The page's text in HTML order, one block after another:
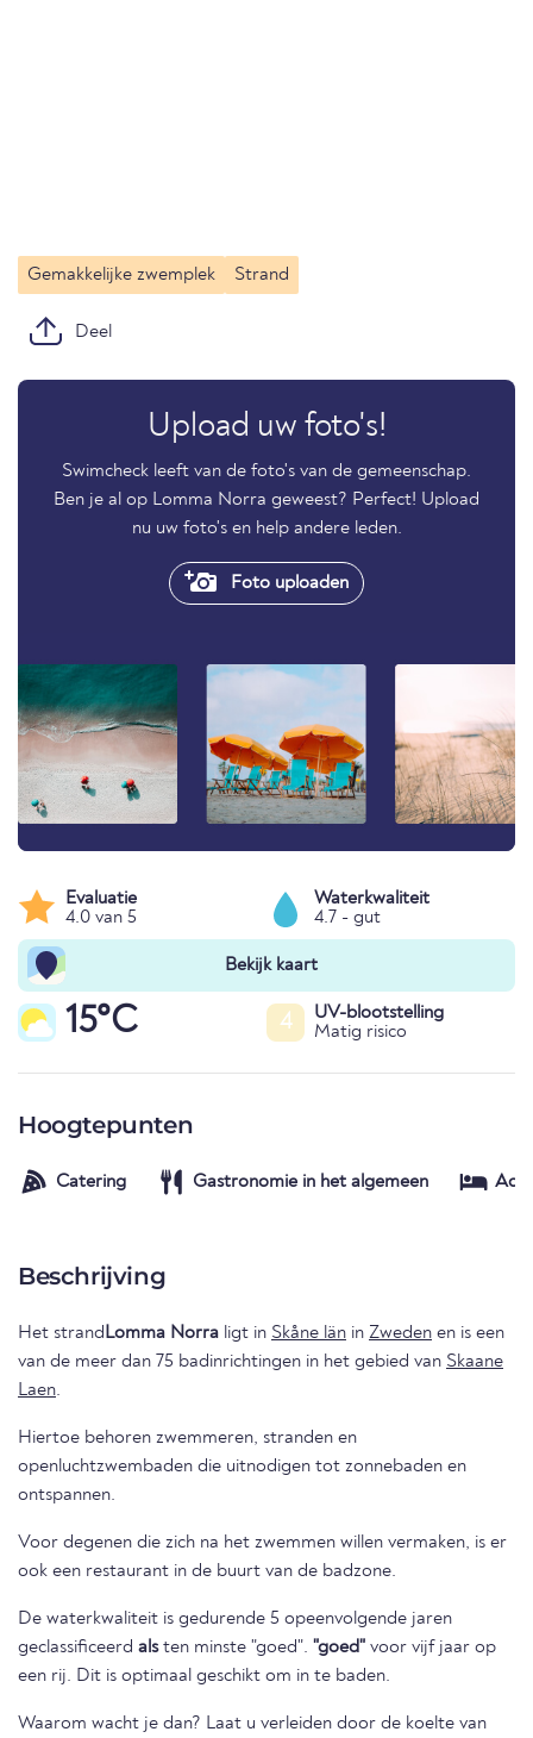
Gemakkelijke zwemplek Strand
Deel
Upload uw foto's!
Swimcheck leeft van de foto's van de gemeenschap.
Ben je al op Lomma Norra geweest? Perfect! Upload
nu uw foto's en help andere leden.
Foto uploaden
Evaluatie
4.0 van 5
Waterkwaliteit
4.7 - gut
Bekijk kaart
15°C 4
UV-blootstelling
Matig risico
Hoogtepunten
Catering Gastronomie in het algemeen
Beschrijving
Het strandLomma Norra ligt in Skåne län in Zweden en is een
van de meer dan 75 badinrichtingen in het gebied van Skaane
Laen.
Hiertoe behoren zwemmeren, stranden en
openluchtzwembaden die uitnodigen tot zonnebaden en
ontspannen.
Voor degenen die zich na het zwemmen willen vermaken, is er
ook een restaurant in de buurt van de badzone.
De waterkwaliteit is gedurende 5 opeenvolgende jaren
geclassificeerd alsten minste "goed". "goed" voor vijf jaar op
een rij. Dit is optimaal geschikt om in te baden.
Waarom wacht je dan? Laat u verleiden door de koelte van